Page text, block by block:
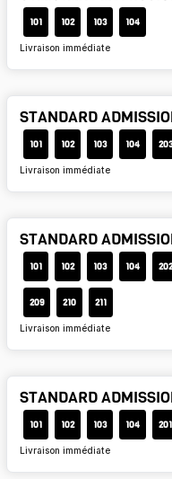
101 102 103 104
Livraison immédiate
STANDARD
101 102 103 104 203
Livraison immédiate
STANDARD
101 102 103 104 202
209 210 211
Livraison immédiate
STANDARD
101 102 103 104 201
Livraison immédiate